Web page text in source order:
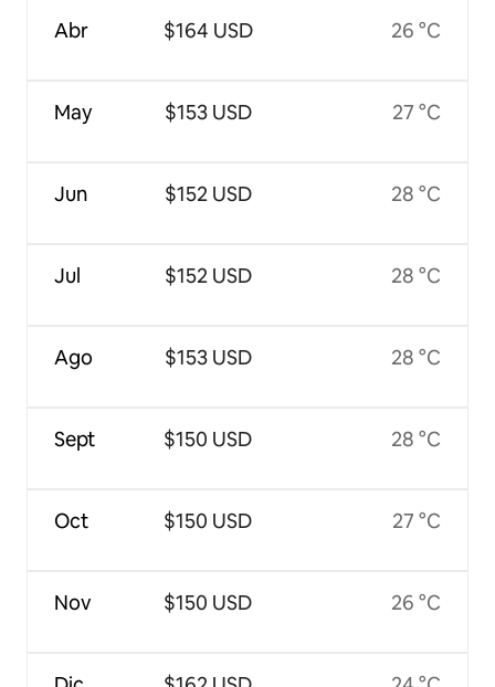
Abr
May
Jun
Jul
Ago
Sept
Oct
Nov
$164 USD
$153 USD
$152 USD
$152 USD
$153 USD
$150 USD
$150 USD
$150 USD
26 °C
27 °C
28 °C
28 °C
28 °C
28 °C
27 °C
26 °C